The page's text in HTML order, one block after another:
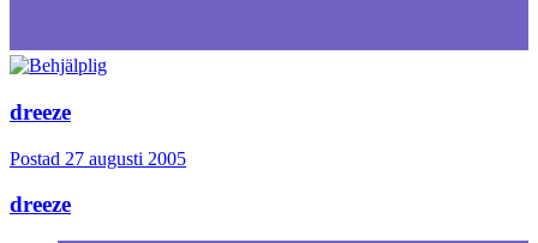
dreeze
Postad 27 augusti 2005
dreeze